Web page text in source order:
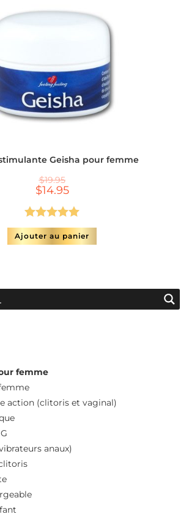
Geisha pour femme
$19.95
$14.95
Note5.00
sur 5
Ajouter au panier
femme
action (clitoris et vaginal)
anaux)